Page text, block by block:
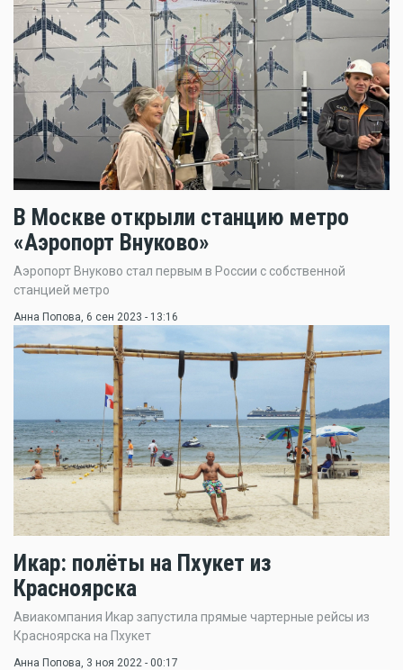
В Москве открыли станцию метро
«Аэропорт Внуково»
Аэропорт Внуково стал первым в России с собственной
станцией метро
Анна Попова , 6 сен 2023 - 13:16
Икар: полёты на Пхукет из
Красноярска
Авиакомпания Икар запустила прямые чартерные рейсы из
Красноярска на Пхукет
Анна Попова , 3 ноя 2022 - 00:17